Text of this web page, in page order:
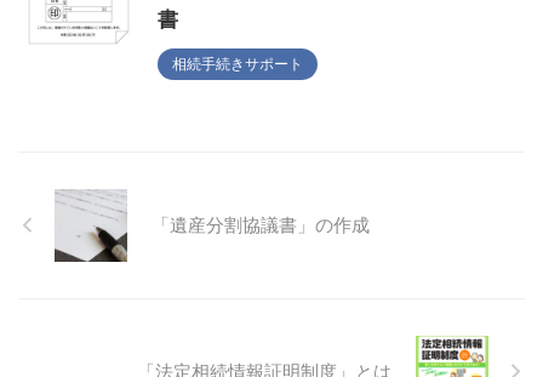
書
相続手続きサポート
「遺産分割協議書」の作成
「法定相続情報証明制度」とは